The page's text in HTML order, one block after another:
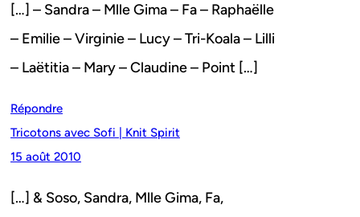
[…] – Sandra – Mlle Gima – Fa – Raphaëlle
– Emilie – Virginie – Lucy – Tri-Koala – Lilli
– Laëtitia – Mary – Claudine – Point […]
Répondre
Tricotons avec Sofi | Knit Spirit
15 août 2010
[…] & Soso, Sandra, Mlle Gima, Fa,